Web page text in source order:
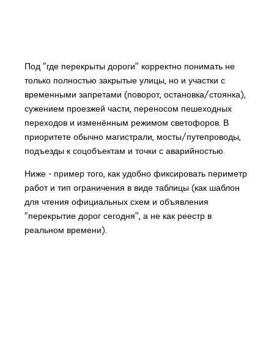
Под "где перекрыты дороги" корректно понимать не
только полностью закрытые улицы, но и участки с
временными запретами (поворот, остановка/стоянка),
сужением проезжей части, переносом пешеходных
переходов и изменённым режимом светофоров. В
приоритете обычно магистрали, мосты/путепроводы,
подъезды к соцобъектам и точки с аварийностью.
Ниже - пример того, как удобно фиксировать периметр
работ и тип ограничения в виде таблицы (как шаблон
для чтения официальных схем и объявления
"перекрытие дорог сегодня", а не как реестр в
реальном времени).